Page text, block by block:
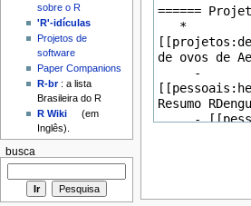
sobre o R
'R'-idículas
Projetos de
software
Paper Companions
R-br: a lista
Brasileira do R
R Wiki
(em
Inglês).
busca